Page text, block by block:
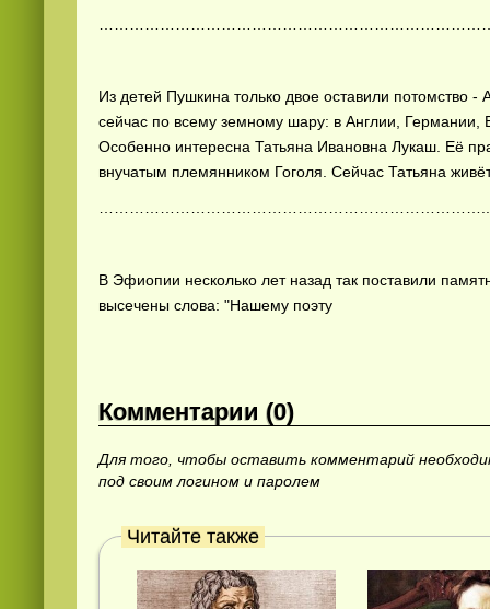
Из детей Пушкина только двое оставили потомство
сейчас по всему земному шару: в Англии, Германии,
Особенно интересна Татьяна Ивановна Лукаш. Её
внучатым племянником Гоголя. Сейчас Татьяна
В Эфиопии несколько лет назад так поставили
высечены слова: "Нашему поэту
Комментарии (0)
Для того, чтобы оставить комментарий
под своим логином и паролем
Читайте также